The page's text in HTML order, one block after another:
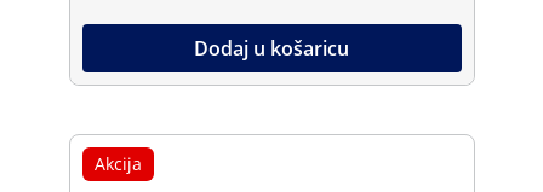
Dodaj u košaricu
Akcija